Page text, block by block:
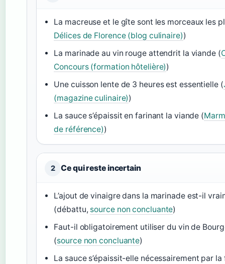
La macreuse et le gîte sont les morceaux les
Délices de Florence (blog culinaire))
La marinade au vin rouge attendrit la viande (
Concours (formation hôtelière))
Une cuisson lente de 3 heures est essentielle (
(magazine culinaire))
La sauce s’épaissit en farinant la viande (
de référence))
2 Ce qui reste incertain
L’ajout de vinaigre dans la marinade est-il
(débattu, source non concluante)
Faut-il obligatoirement utiliser du vin de
(source non concluante)
La sauce s’épaissit-elle nécessairement par la